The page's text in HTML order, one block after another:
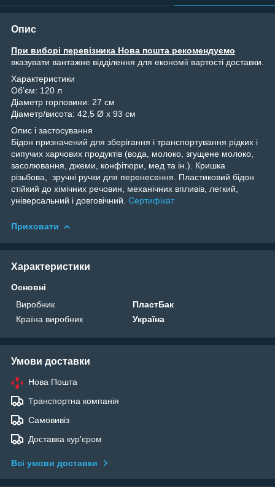
Опис
При виборі перевізника Нова пошта рекомендуємо
вказувати вантажне відділення для економії вартості доставки.
Характеристики
Об’єм: 120 л
Діаметр горловини: 27 см
Діаметр/висота: 42,5 Ø x 93 см
Опис і застосування
Бідон призначений для зберігання і транспортування рідких і
сипучих харчових продуктів (вода, молоко, згущене молоко,
засолювання, джеми, конфітюри, мед та ін.). Кришка
різьбова, зручні ручки для перенесення. Пластиковий бідон
стійкий до хімічних речовин, механічних впливів, легкий,
універсальний і довговічний. Сертифікат
Приховати
Характеристики
Основні
Виробник
ПластБак
Країна виробник
Україна
Умови доставки
Нова Пошта
Транспортна компанія
Самовивіз
Доставка кур'єром
Всі умови доставки